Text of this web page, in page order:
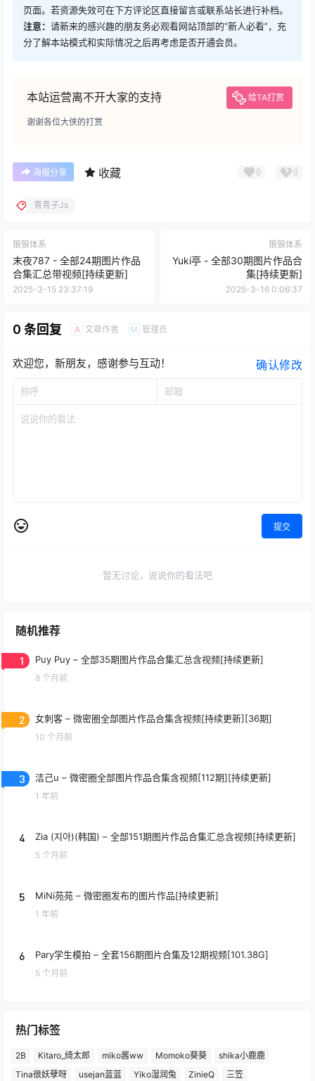
页面。若资源失效可在下方评论区直接留言或联系站长进行补档。
注意： 请新来的感兴趣的朋友务必观看网站顶部的“新人必看”，充
分了解本站模式和实际情况之后再考虑是否开通会员。
本站运营离不开大家的支持 给TA打赏
谢谢各位大侠的打赏
海报分享 收藏 0 0
青青子Js
狼狼体系
末夜787 - 全部24期图片作品
合集汇总带视频[持续更新]
2025-3-15 23:37:19
狼狼体系
Yuki亭 - 全部30期图片作品合
集[持续更新]
2025-3-16 0:06:37
0 条回复 A 文章作者 M 管理员
欢迎您，新朋友，感谢参与互动！ 确认修改
提交
暂无讨论，说说你的看法吧
随机推荐
1 Puy Puy – 全部35期图片作品合集汇总含视频[持续更新]
8 个月前
2 女刺客 – 微密圈全部图片作品合集含视频[持续更新][36期]
10 个月前
3 洁己u – 微密圈全部图片作品合集含视频[112期][持续更新]
1 年前
4 Zia (지아)(韩国) – 全部151期图片作品合集汇总含视频[持续更新]
5 个月前
5 MiNi苑苑 – 微密圈发布的图片作品[持续更新]
1 年前
6 Pary学生模拍 – 全套156期图片合集及12期视频[101.38G]
5 个月前
热门标签
2B Kitaro_绮太郎 miko酱ww Momoko葵葵
shika小鹿鹿
Tina很妖孽呀
usejan蓝蓝 Yiko湿润兔 ZinieQ
三笠